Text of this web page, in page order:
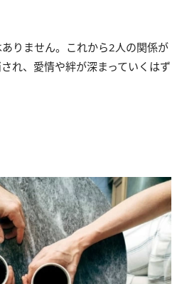
りません。これから2人の関係が
れ、愛情や絆が深まっていくはず